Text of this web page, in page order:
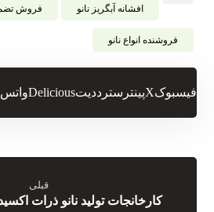
افشانه آبگریز نانو فروش
فروشنده انواع نانو
فیسبوکXپینترسترددیتDeliciousواتس
قبلی
کارخانجات تولید نانو ذرات